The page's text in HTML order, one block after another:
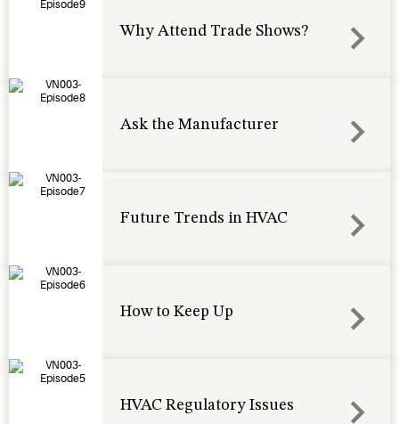
Why Attend Trade Shows?
Ask the Manufacturer
Future Trends in HVAC
How to Keep Up
HVAC Regulatory Issues